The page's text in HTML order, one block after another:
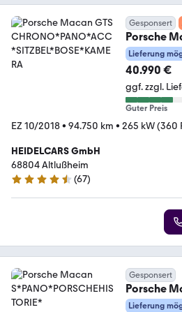
Gesponsert
Porsche
Lieferung
40.990 €
ggf. zzgl.
Guter Preis
EZ 10/2018• 94.750 km • 265 kW (360
HEIDELCARS GmbH
68804 Altlußheim
4.7 Sterne
(67)
Gesponsert
Porsche
Lieferung